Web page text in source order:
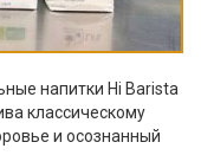
напитки Hi Barista
классическому
и осознанный